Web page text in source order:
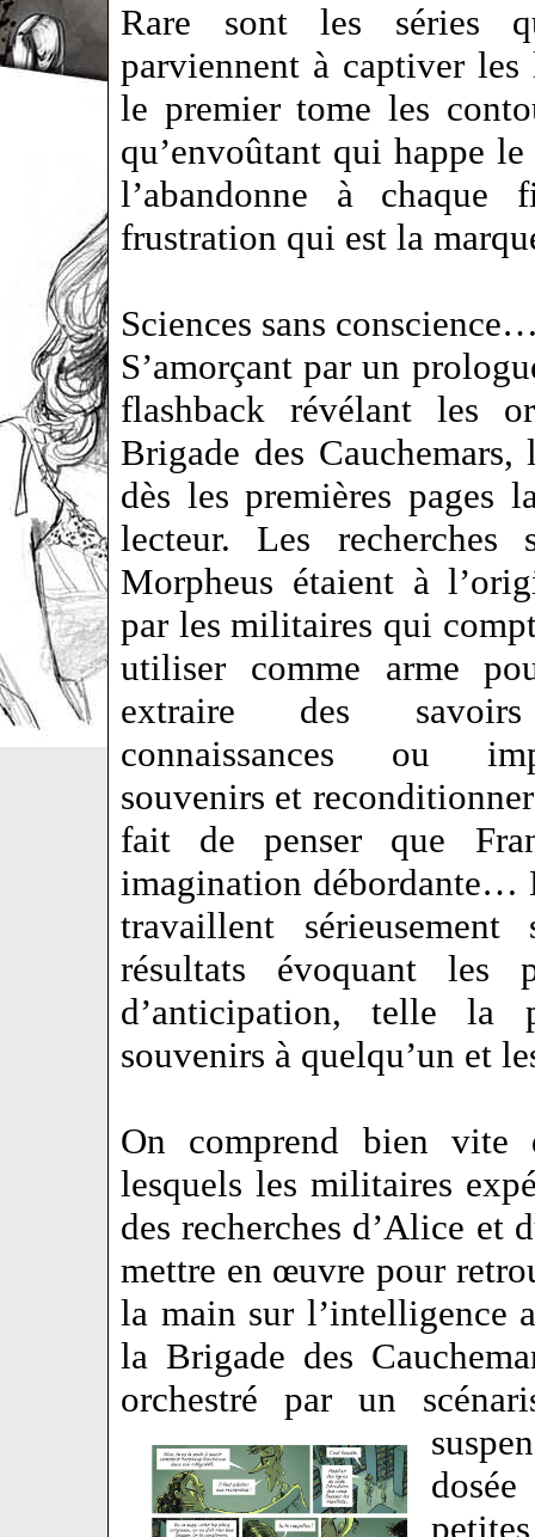
Rare sont les séries
parviennent à captiver les
le premier tome les
qu’envoûtant qui happe
l’abandonne à
frustration qui est la
Sciences sans
S’amorçant par un
flashback révélant les
Brigade des
dès les premières pages
lecteur. Les
Morpheus étaient à
par les militaires qui
utiliser comme arme
extraire des
connaissances ou
souvenirs et
fait de penser que
imagination débordante…
travaillent
résultats évoquant les
d’anticipation, telle la
souvenirs à quelqu’un et
On comprend bien vite
lesquels les militaires
des recherches d’Alice et
mettre en œuvre pour
la main sur l’intelligence
la Brigade des
orchestré par un